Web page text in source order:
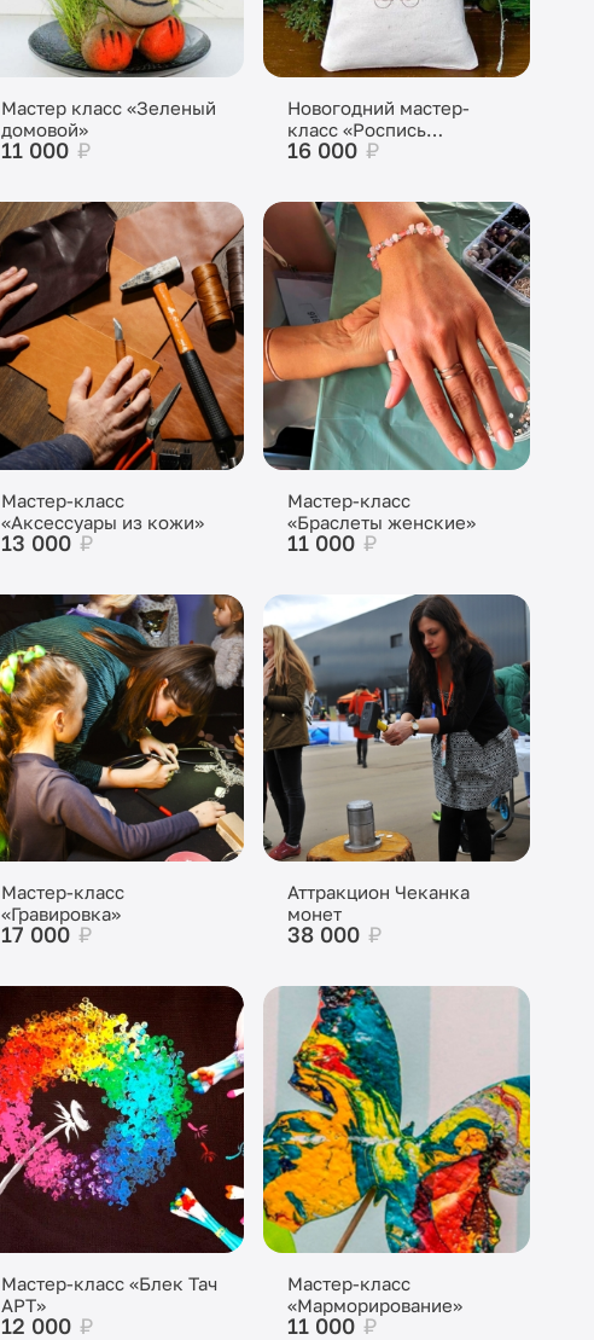
Мастер класс «Зеленый
домовой»
11 000 ₽
Новогодний мастер-
класс «Роспись
холщевых мешочков»
16 000 ₽
Мастер-класс
«Аксессуары из кожи»
13 000₽
Мастер-класс
«Браслеты женские»
11 000 ₽
Мастер-класс
«Гравировка»
17 000 ₽
Аттракцион Чеканка
монет
38 000 ₽
Мастер-класс «Блек Тач
АРТ»
12 000 ₽
Мастер-класс
«Марморирование»
11 000 ₽